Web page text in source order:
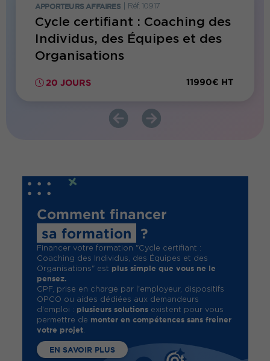
APPORTEURS AFFAIRES Réf. 10917
Cycle certifiant : Coaching des
Individus, des Équipes et des
Organisations
20 JOURS 11990€ HT
Comment financer
sa formation
?
Financer votre formation "Cycle certifiant :
Coaching des Individus, des Équipes et des
Organisations" est plus simple que vous ne le
pensez.
CPF, prise en charge par l'employeur, dispositifs
OPCO ou aides dédiées aux demandeurs
d'emploi : plusieurs solutionsexistent pour vous
permettre de monter en compétences sans freiner
votre projet.
EN SAVOIR PLUS